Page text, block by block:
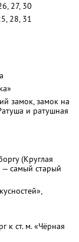
27, 30
28, 31
замок, замок на
и ратушная
(Круглая
самый старый
к ст. м. «Чёрная